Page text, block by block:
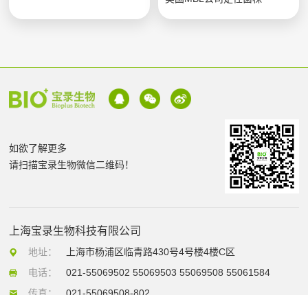
如欲了解更多
请扫描宝录生物微信二维码！
上海宝录生物科技有限公司
地址：
上海市杨浦区临青路430号4号楼4楼C区
电话：
021-55069502 55069503 55069508 55061584